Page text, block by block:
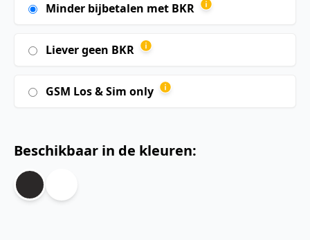
Minder bijbetalen met BKR
Liever geen BKR
GSM Los & Sim only
Beschikbaar in de kleuren: